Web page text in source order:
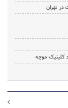
تهران
کلینیک موچه